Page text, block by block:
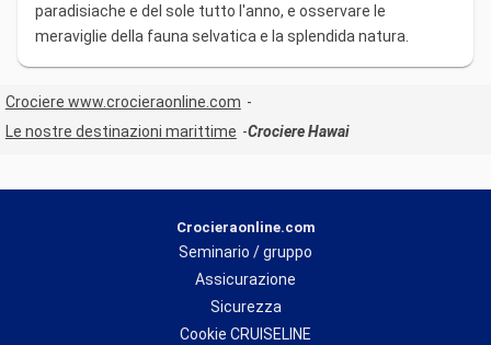
paradisiache e del sole tutto l'anno, e osservare le
meraviglie della fauna selvatica e la splendida natura.
Crociere www.crocieraonline.com
Le nostre destinazioni marittime
Crociere Hawai
Crocieraonline.com
Seminario / gruppo
Assicurazione
Sicurezza
Cookie CRUISELINE